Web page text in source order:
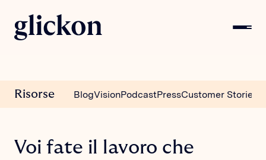
Risorse BlogVisionPodcastPressCustomer Stories
Voi fate il lavoro che